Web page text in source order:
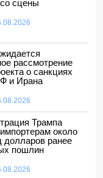
США во
для защиты
детали контракта
рассмотрение
против РФ и Ирана
сцены
рассмотрение
о санкциях
и Ирана
Трампа
около
долларов ранее
пошлин